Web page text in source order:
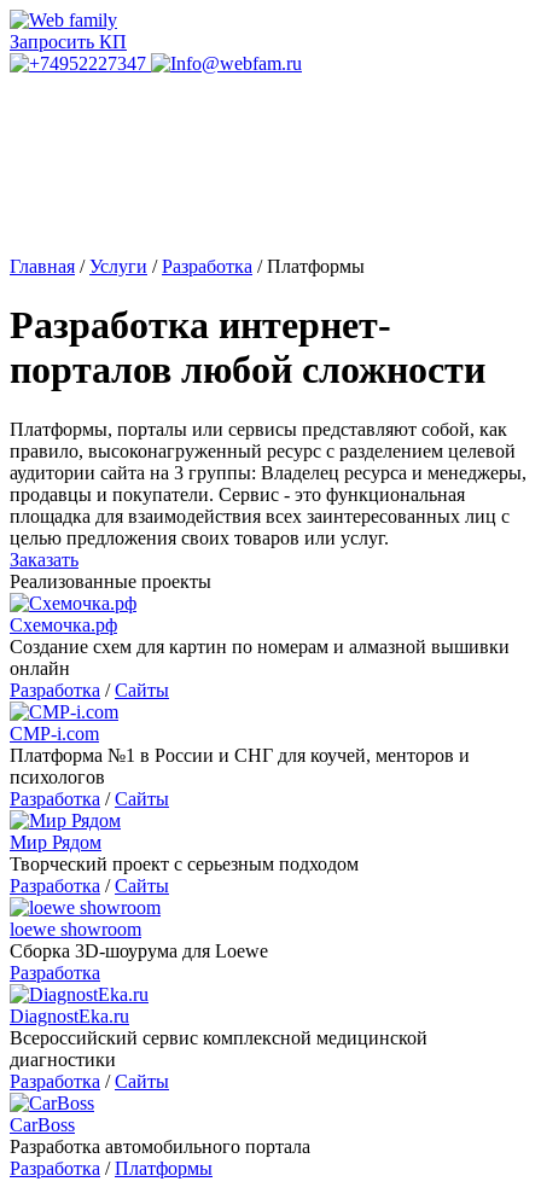
Запросить КП
Главная /Услуги /Разработка /Платформы
Разработка интернет-
порталов любой сложности
Платформы, порталы или сервисы представляют собой, как
правило, высоконагруженный ресурс с разделением целевой
аудитории сайта на 3 группы: Владелец ресурса и менеджеры,
продавцы и покупатели. Сервис - это функциональная
площадка для взаимодействия всех заинтересованных лиц с
целью предложения своих товаров или услуг.
Заказать
Реализованные проекты
Схемочка.рф
Создание схем для картин по номерам и алмазной вышивки
онлайн
Разработка / Сайты
CMP-i.com
Платформа №1 в России и СНГ для коучей, менторов и
психологов
Разработка / Сайты
Мир Рядом
Творческий проект с серьезным подходом
Разработка / Сайты
loewe showroom
Сборка 3D-шоурума для Loewe
Разработка
DiagnostEka.ru
Всероссийский сервис комплексной медицинской
диагностики
Разработка / Сайты
CarBoss
Разработка автомобильного портала
Разработка / Платформы